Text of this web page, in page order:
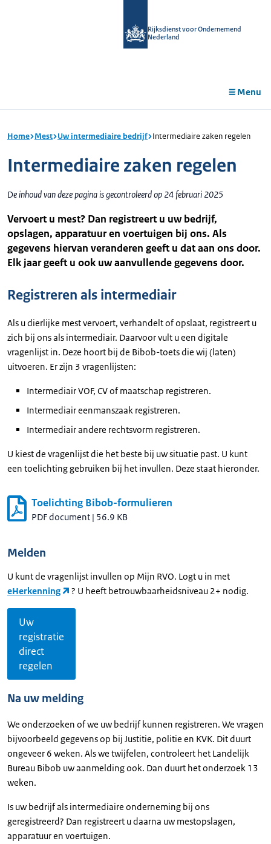
Rijksdienst voor Ondernemend
Nederland
Menu
Home Mest Uw intermediaire bedrijf Intermediaire zaken regelen
Intermediaire zaken regelen
De inhoud van deze pagina is gecontroleerd op 24 februari 2025
Vervoert u mest? Dan registreert u uw bedrijf,
opslagen, apparatuur en voertuigen bij ons. Als
gegevens hiervan veranderen geeft u dat aan ons door.
Elk jaar geeft u ook uw aanvullende gegevens door.
Registreren als intermediair
Als u dierlijke mest vervoert, verhandelt of opslaat, registreert u
zich bij ons als intermediair. Daarvoor vult u een digitale
vragenlijst in. Deze hoort bij de Bibob-toets die wij (laten)
uitvoeren. Er zijn 3 vragenlijsten:
Intermediair VOF, CV of maatschap registreren.
Intermediair eenmanszaak registreren.
Intermediair andere rechtsvorm registreren.
U kiest de vragenlijst die het beste bij uw situatie past. U kunt
een toelichting gebruiken bij het invullen. Deze staat hieronder.
Toelichting Bibob-formulieren
PDF document | 56.9 KB
Melden
U kunt de vragenlijst invullen op Mijn RVO. Logt u in met
eHerkenning
? U heeft betrouwbaarheidsniveau 2+ nodig.
Uw
registratie
direct
regelen
Na uw melding
We onderzoeken of we uw bedrijf kunnen registreren. We vragen
bijvoorbeeld gegevens op bij Justitie, politie en KVK. Dit duurt
ongeveer 6 weken. Als we twijfelen, controleert het Landelijk
Bureau Bibob uw aanmelding ook. Dan duurt het onderzoek 13
weken.
Is uw bedrijf als intermediaire onderneming bij ons
geregistreerd? Dan registreert u daarna uw mestopslagen,
apparatuur en voertuigen.